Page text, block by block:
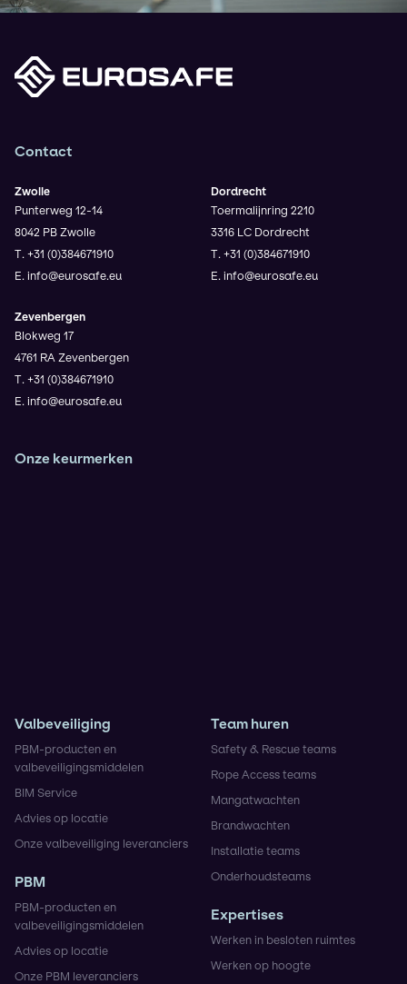
Contact
Zwolle
Punterweg 12-14
8042 PB Zwolle
T. +31 (0)384671910
E. info@eurosafe.eu
Zevenbergen
Blokweg 17
4761 RA Zevenbergen
T. +31 (0)384671910
E. info@eurosafe.eu
Dordrecht
Toermalijnring 2210
3316 LC Dordrecht
T. +31 (0)384671910
E. info@eurosafe.eu
Onze keurmerken
Valbeveiliging
PBM-producten en
valbeveiligingsmiddelen
BIM Service
Advies op locatie
Onze valbeveiliging leveranciers
PBM
PBM-producten en
valbeveiligingsmiddelen
Advies op locatie
Onze PBM leveranciers
Team huren
Safety & Rescue teams
Rope Access teams
Mangatwachten
Brandwachten
Installatie teams
Onderhoudsteams
Expertises
Werken in besloten ruimtes
Werken op hoogte